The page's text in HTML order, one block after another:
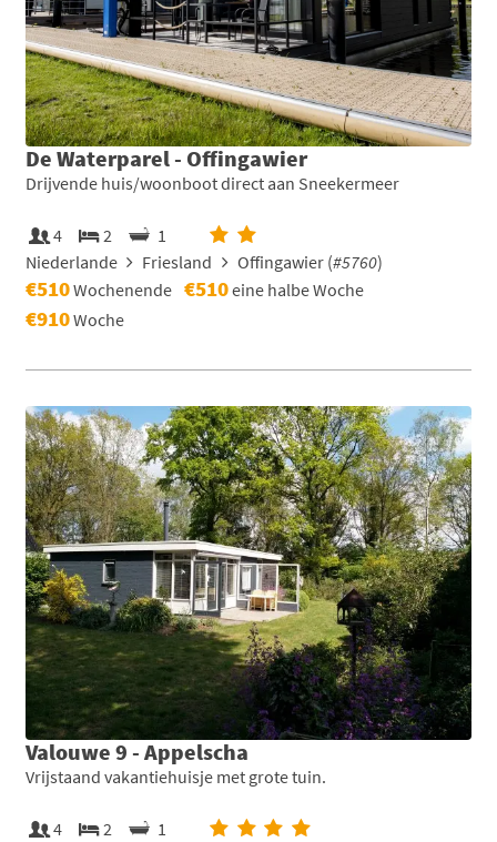
De Waterparel - Offingawier
Drijvende huis/woonboot direct aan Sneekermeer
4 2
1
Niederlande
Friesland Offingawier (#5760)
€510Wochenende €510eine halbe Woche
€910Woche
Valouwe 9 - Appelscha
Vrijstaand vakantiehuisje met grote tuin.
4 2
1